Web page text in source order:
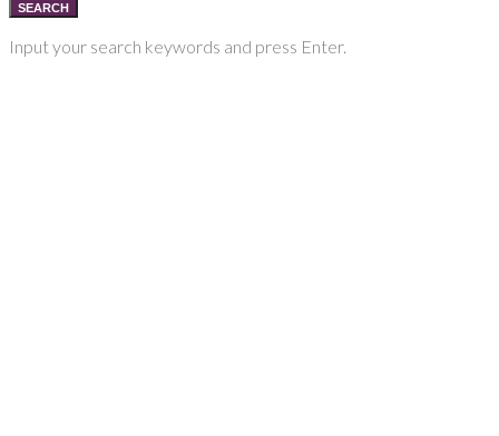
SEARCH
Input your search keywords and press Enter.